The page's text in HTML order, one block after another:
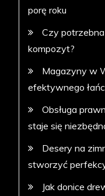
porę roku
Czy
kompozyt?
Magazyny w
efektywnego
Obsługa
staje się
Desery na
stworzyć
Jak donice